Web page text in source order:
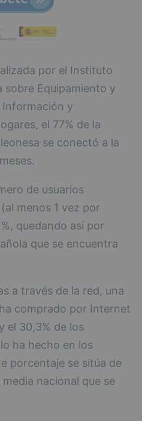
por el Instituto
sobre Equipamiento y
Información y
el 77% de la
se conectó a la
de usuarios
menos 1 vez por
quedando así por
que se encuentra
a través de la red, una
comprado por Internet
el 30,3% de los
ha hecho en los
porcentaje se sitúa de
nacional que se